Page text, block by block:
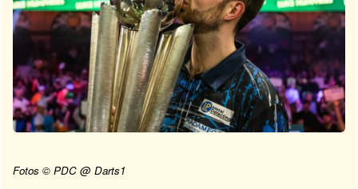
Fotos © PDC @ Darts1